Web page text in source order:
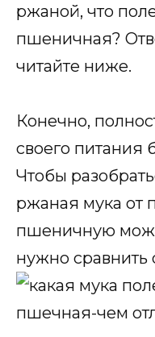
ржаной, что
пшеничная?
читайте ниже.
Конечно,
своего питания
Чтобы
ржаная мука от
пшеничную
нужно сравнить